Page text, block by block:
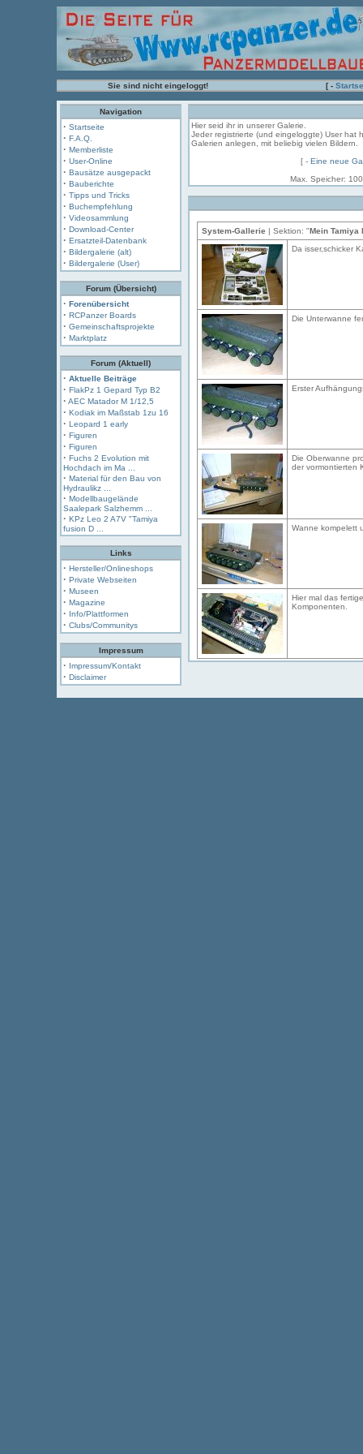
Sie sind nicht eingeloggt! [ -
Navigation
· Startseite
· F.A.Q.
· Memberliste
· User-Online
· Bausätze ausgepackt
· Bauberichte
· Tipps und Tricks
· Buchempfehlung
· Videosammlung
· Download-Center
· Ersatzteil-Datenbank
· Bildergalerie (alt)
· Bildergalerie (User)
Forum (Übersicht)
· Forenübersicht
· RCPanzer Boards
· Gemeinschaftsprojekte
· Marktplatz
Forum (Aktuell)
· Aktuelle Beiträge
· FlakPz 1 Gepard Typ B2
· AEC Matador M 1/12,5
· Kodiak im Maßstab 1zu 16
· Leopard 1 early
· Figuren
· Figuren
· Fuchs 2 Evolution mit
Hochdach im Ma ...
· Material für den Bau von
Hydraulikz ...
· Modellbaugelände
Saalepark Salzhemm ...
· KPz Leo 2 A7V "Tamiya
fusion D ...
Links
· Hersteller/Onlineshops
· Private Webseiten
· Museen
· Magazine
· Info/Plattformen
· Clubs/Communitys
Impressum
· Impressum/Kontakt
· Disclaimer
Hier seid ihr in unserer Galerie.
Jeder registrierte (und eingeloggte) User hat
Galerien anlegen, mit beliebig vielen Bildern.
[ - Eine neue
Max. Speicher:
System-Gallerie | Sektion: "Mein Tamiya
Da isser,schicker
Die Unterwanne
Erster
Die Oberwanne
der vormontierten
Wanne kompelett
Hier mal das
Komponenten.